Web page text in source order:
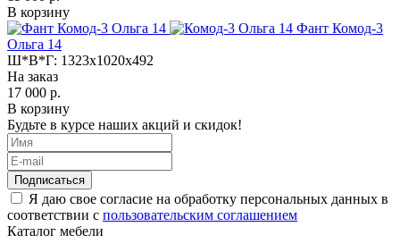
В корзину
Фант Комод-3
Ольга 14
Ш*В*Г: 1323x1020x492
На заказ
17 000 р.
В корзину
Будьте в курсе наших акций и скидок!
Подписаться
Я даю свое согласие на обработку персональных данных в
соответствии с пользовательским соглашением
Каталог мебели